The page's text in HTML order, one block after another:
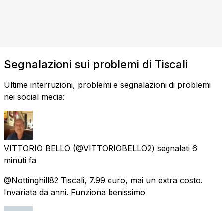
Segnalazioni sui problemi di Tiscali
Ultime interruzioni, problemi e segnalazioni di problemi
nei social media:
VITTORIO BELLO (@VITTORIOBELLO2) segnalati 6
minuti fa
@Nottinghill82 Tiscali, 7.99 euro, mai un extra costo.
Invariata da anni. Funziona benissimo